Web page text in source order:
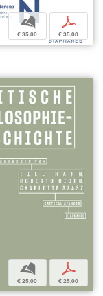
b
€ 35,00
p
€ 35,00
b
€ 25,00
p
€ 25,00